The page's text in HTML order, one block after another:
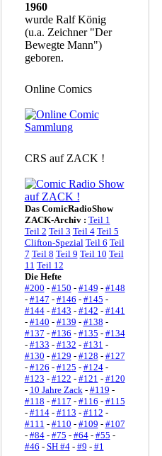
1960
wurde Ralf König
(u.a. Zeichner "Der
Bewegte Mann")
geboren.
Online Comics
CRS auf ZACK !
Das ComicRadioShow
ZACK-Archiv : Teil 1
Teil 2 Teil 3 Teil 4 Teil 5
Clifton-Spezial Teil 6 Teil
7 Teil 8 Teil 9 Teil 10 Teil
11 Teil 12
Die Hefte
#200 - #150 - #149 - #148
- #147 - #146 - #145 -
#144- #143 - #142 - #141
- #140 - #139 - #138 -
#137 - #136 - #135 - #134
- #133 - #132 - #131 -
#130 - #129 - #128 - #127
- #126 - #125 - #124-
#123 - #122 - #121 - #120
- 10 Jahre Zack- #119 -
#118 - #117 - #116 - #115
- #114- #113 - #112 -
#111 - #110 - #109 - #107
- #84- #75 - #64- #55 -
#46 - SH #4- #9 - #1